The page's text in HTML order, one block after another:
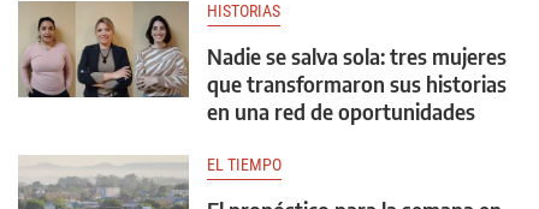
HISTORIAS
Nadie se salva sola: tres mujeres
que transformaron sus historias
en una red de oportunidades
EL TIEMPO